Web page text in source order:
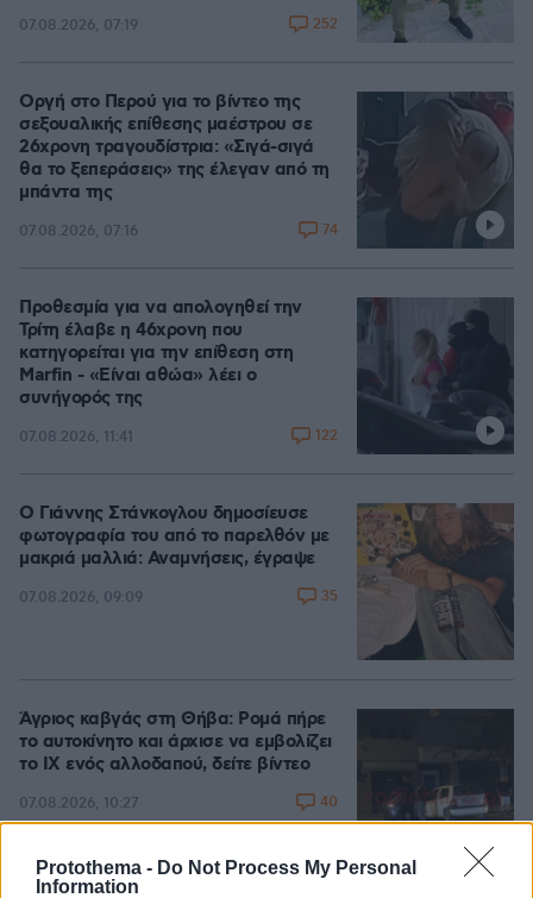
Protothema - Do Not Process My Personal
Information
07.08.2026, 07:19 252
Οργή στο Περού για το βίντεο της
σεξουαλικής επίθεσης μαέστρου σε
26χρονη τραγουδίστρια: «Σιγά-σιγά
θα το ξεπεράσεις» της έλεγαν από τη
μπάντα της
07.08.2026, 07:16 74
Προθεσμία για να απολογηθεί την
Τρίτη έλαβε η 46χρονη που
κατηγορείται για την επίθεση στη
Marfin - «Είναι αθώα» λέει ο
συνήγορός της
07.08.2026, 11:41 122
Ο Γιάννης Στάνκογλου δημοσίευσε
φωτογραφία του από το παρελθόν με
μακριά μαλλιά: Αναμνήσεις, έγραψε
07.08.2026, 09:09 35
Άγριος καβγάς στη Θήβα: Ρομά πήρε
το αυτοκίνητο και άρχισε να εμβολίζει
το ΙΧ ενός αλλοδαπού, δείτε βίντεο
07.08.2026, 10:27 40